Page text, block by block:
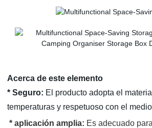
Acerca de este elemento
* Seguro: El producto adopta el
temperaturas y respetuoso con el
* aplicación amplia: Es adecuado